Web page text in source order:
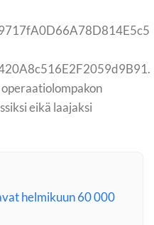
eikä laajaksi
helmikuun 60 000